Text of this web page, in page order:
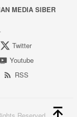
MEDIA SIBER
Twitter
Youtube
RSS